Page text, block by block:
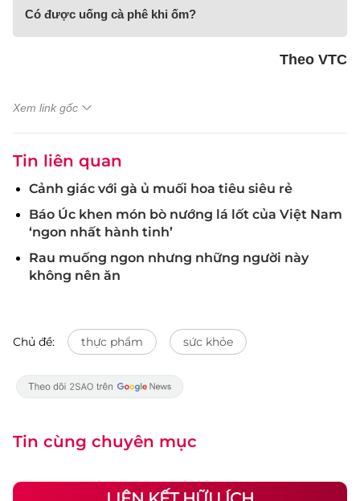
Có được uống cà phê khi ốm?
Theo VTC
Xem link gốc
Tin liên quan
Cảnh giác với gà ủ muối hoa tiêu siêu rẻ
Báo Úc khen món bò nướng lá lốt của Việt Nam
‘ngon nhất hành tinh’
Rau muống ngon nhưng những người này
không nên ăn
Chủ đề: thực phẩm sức khỏe
Tin cùng chuyên mục